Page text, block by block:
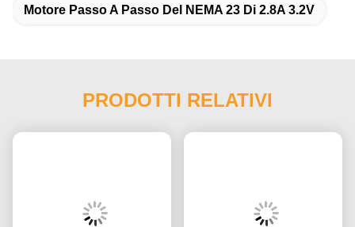
Motore Passo A Passo Del NEMA 23 Di 2.8A 3.2V
PRODOTTI RELATIVI